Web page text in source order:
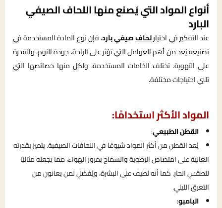
أنواع المواد التي يُصنع منها اللحاف الصيفي
البارد
عند التفكير في اختيارلحافصيفي بارد، فإن نوع المادة المستخدمة في
تصنيعه يُعد من أهم العوامل التي تؤثر على الراحة، جودة النوم، والقدرة
على التهوية. تختلف الخامات المستخدمة، ولكل منها خصائصها التي
تلبي احتياجات مختلفة.
المواد الأكثر استخدامًا:
القطن الطبيعي:
يُعد القطن من أكثر المواد شيوعًا في اللحافات الصيفية. يتميز بقدرته
العالية على امتصاص الرطوبة والسماح بمرور الهواء، مما يجعله مثاليًا
للطقس الحار. كما أنه لطيف على البشرة، ويُفضل لمن يعانون من
التعرق الليلي.
البامبو: